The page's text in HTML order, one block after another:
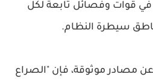
في قوات وفصائل تابعة لكل
سيطرة النظام.
مصادر موثوقة، فإن "الصراع